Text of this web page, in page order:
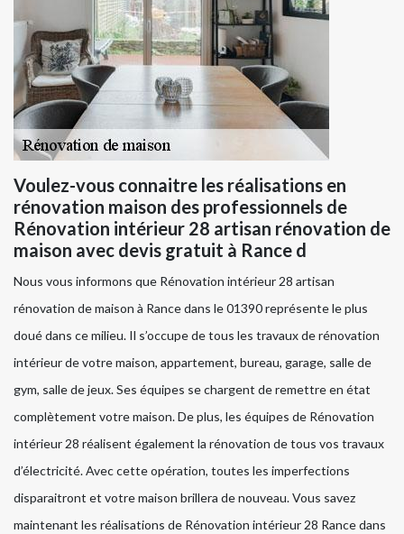
Voulez-vous connaitre les réalisations en
rénovation maison des professionnels de
Rénovation intérieur 28 artisan rénovation de
maison avec devis gratuit à Rance d
Nous vous informons que Rénovation intérieur 28 artisan
rénovation de maison à Rance dans le 01390 représente le plus
doué dans ce milieu. Il s’occupe de tous les travaux de rénovation
intérieur de votre maison, appartement, bureau, garage, salle de
gym, salle de jeux. Ses équipes se chargent de remettre en état
complètement votre maison. De plus, les équipes de Rénovation
intérieur 28 réalisent également la rénovation de tous vos travaux
d’électricité. Avec cette opération, toutes les imperfections
disparaitront et votre maison brillera de nouveau. Vous savez
maintenant les réalisations de Rénovation intérieur 28 Rance dans